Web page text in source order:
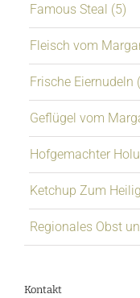
Famous Steal (5)
Fleisch vom
Frische Eiernudeln
Geflügel vom
Hofgemachter
Ketchup Zum
Regionales Obst
Kontakt